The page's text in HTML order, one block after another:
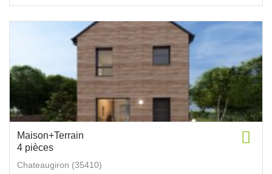
Maison+Terrain
4 pièces
Chateaugiron (35410)